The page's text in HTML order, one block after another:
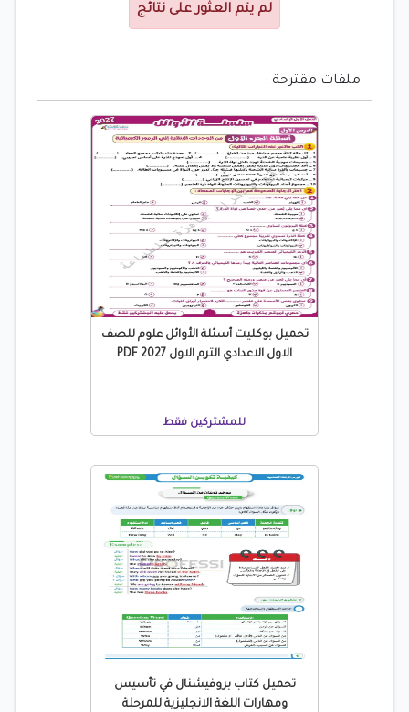
لم يتم العثور على نتائج
ملفات مقترحة :
تحميل بوكليت أسئلة الأوائل علوم للصف
الاول الاعدادي الترم الاول 2027 PDF
للمشتركين فقط
تحميل كتاب بروفيشنال في تأسيس
ومهارات اللغة الانجليزية للمرحلة